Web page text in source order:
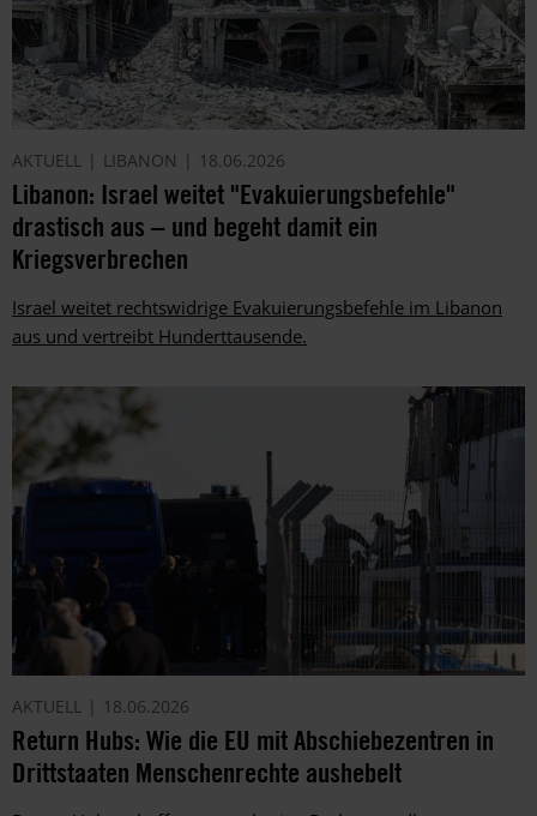
AKTUELL LIBANON 18.06.2026
Libanon: Israel weitet "Evakuierungsbefehle"
drastisch aus – und begeht damit ein
Kriegsverbrechen
Israel weitet rechtswidrige Evakuierungsbefehle im Libanon
aus und vertreibt Hunderttausende.
AKTUELL 18.06.2026
Return Hubs: Wie die EU mit Abschiebezentren in
Drittstaaten Menschenrechte aushebelt